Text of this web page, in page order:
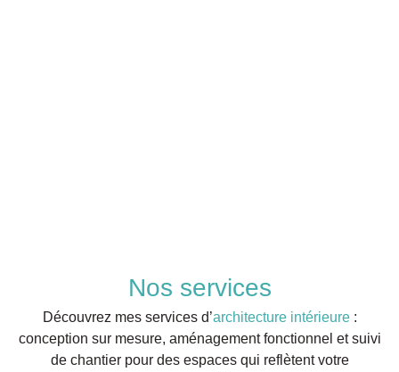
Nos services
Découvrez mes services d’architecture intérieure:
conception sur mesure, aménagement fonctionnel et suivi
de chantier pour des espaces qui reflètent votre